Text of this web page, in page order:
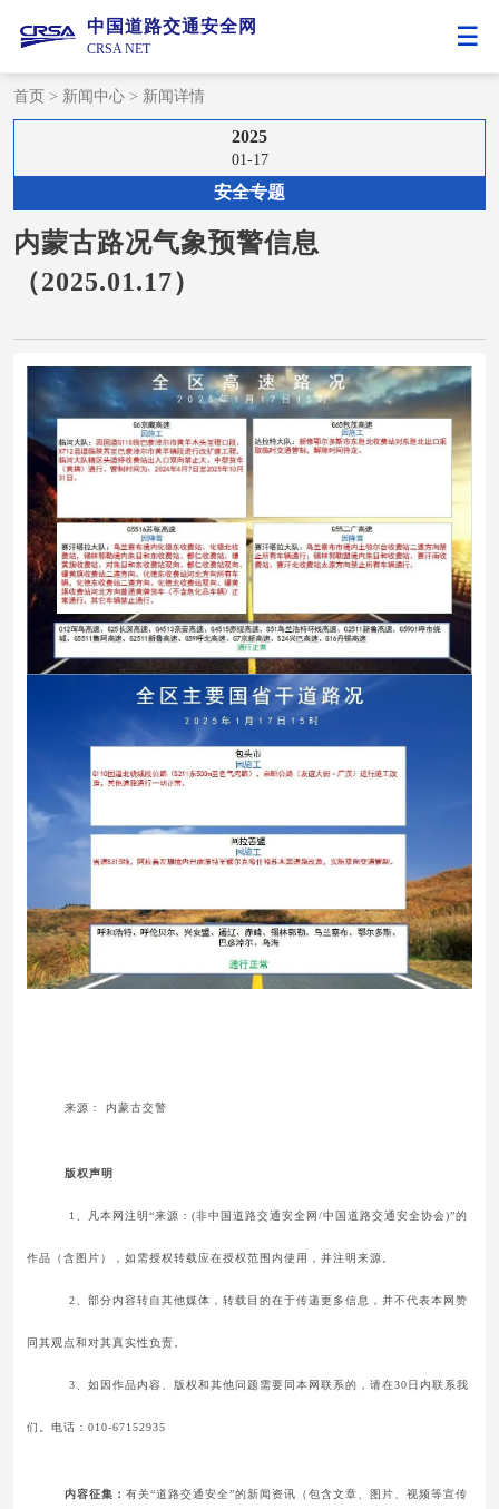
中国道路交通安全网
CRSA NET
首页 > 新闻中心 > 新闻详情
2025
01-17
安全专题
内蒙古路况气象预警信息
（2025.01.17）
来源： 内蒙古交警
版权声明
1、凡本网注明“来源：(非中国道路交通安全网/中国道路交通安全协会)”的
作品（含图片），如需授权转载应在授权范围内使用，并注明来源。
2、部分内容转自其他媒体，转载目的在于传递更多信息，并不代表本网赞
同其观点和对其真实性负责。
3、如因作品内容、版权和其他问题需要同本网联系的，请在30日内联系我
们。电话：010-67152935
内容征集： 有关“道路交通安全”的新闻资讯（包含文章、图片、视频等宣传